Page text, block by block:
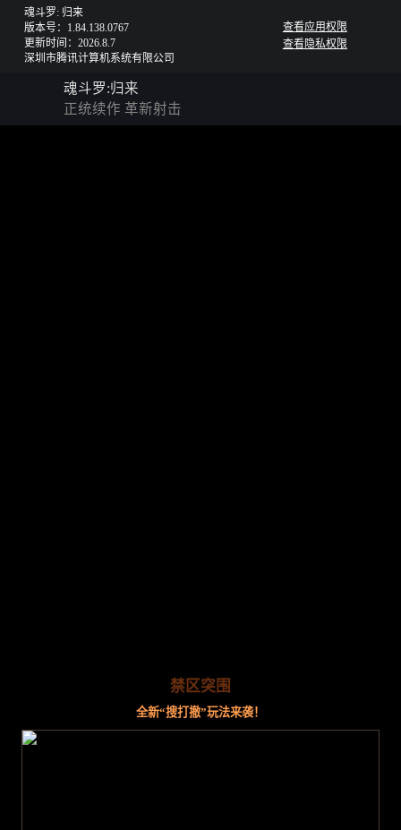
魂斗罗: 归来
版本号：1.84.138.0767
更新时间：2026.8.7
深圳市腾讯计算机系统有限公司
查看应用权限
查看隐私权限
魂斗罗:归来
正统续作 革新射击
禁区突围
全新“搜打撤”玩法来袭！